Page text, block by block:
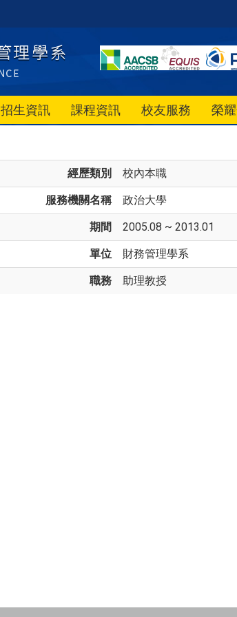
招生資訊 課程資訊 校友服務 榮
經歷類別 校內本職
服務機關名稱 政治大學
期間 2005.08 ~ 2013.01
單位 財務管理學系
職務 助理教授